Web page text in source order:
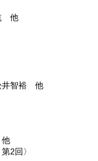
他
井智裕 他
2回〉